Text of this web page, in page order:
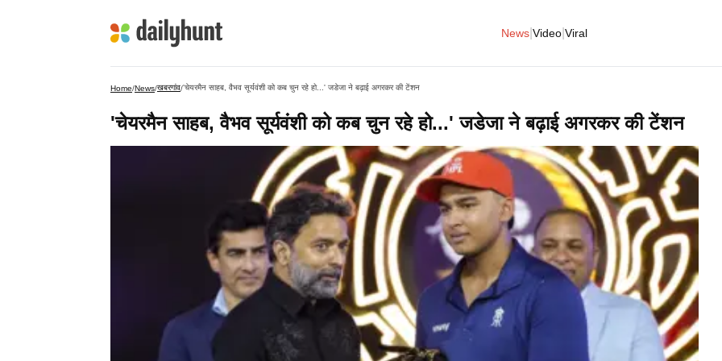
News Video Viral
Home/News/खबरगांव/'चेयरमैन साहब, वैभव सूर्यवंशी को कब चुन रहे हो...' जडेजा ने बढ़ाई अगरकर की टेंशन
'चेयरमैन साहब, वैभव सूर्यवंशी को कब चुन रहे हो...' जडेजा ने बढ़ाई अगरकर की टेंशन